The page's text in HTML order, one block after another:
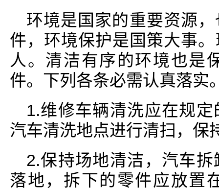
环境是国家的重要资源
件，环境保护是国策大事
人。清洁有序的环境也是
件。下列各条必需认真落实
1.维修车辆清洗应在规
汽车清洗地点进行清扫，保
2.保持场地清洁，汽车
落地，拆下的零件应放置